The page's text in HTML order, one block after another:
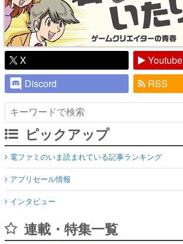
X
Youtube
Discord
RSS
ピックアップ
電ファミのいま読まれている記事ランキング
アプリセール情報
インタビュー
連載・特集一覧